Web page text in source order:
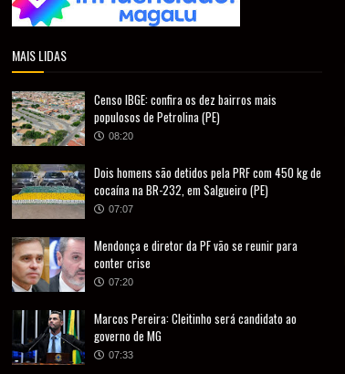
MAIS LIDAS
Censo IBGE: confira os dez bairros mais
populosos de Petrolina (PE)
08:20
Dois homens são detidos pela PRF com 450 kg de
cocaína na BR-232, em Salgueiro (PE)
07:07
Mendonça e diretor da PF vão se reunir para
conter crise
07:20
Marcos Pereira: Cleitinho será candidato ao
governo de MG
07:33